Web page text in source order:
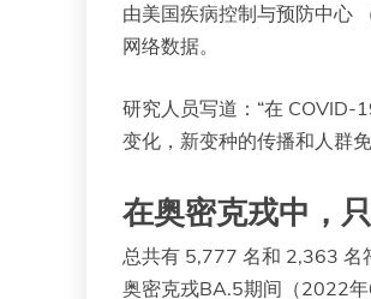
由美国疾病控制与预防中心
网络数据。
研究人员写道：“在 COVID-
变化，新变种的传播和人群
在奥密克戎中，
总共有 5,777 名和 2,363 名
奥密克戎BA.5期间（2022